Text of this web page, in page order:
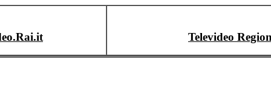
Televideo